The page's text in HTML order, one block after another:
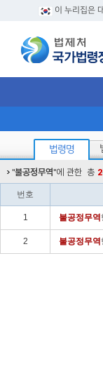
이 누리집은
법령명
"불공정무역"에 관한 총 2
번호
1 불공정무역
2 불공정무역